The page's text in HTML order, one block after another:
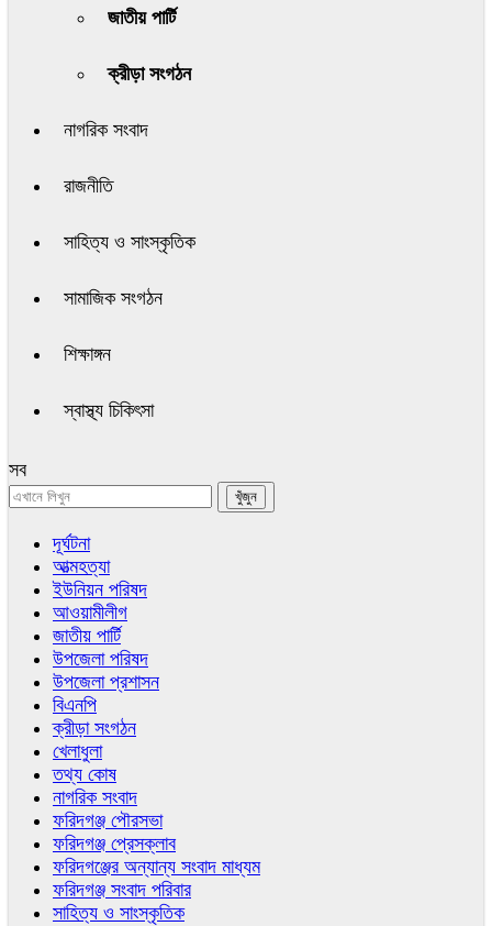
জাতীয় পার্টি
ক্রীড়া সংগঠন
নাগরিক সংবাদ
রাজনীতি
সাহিত্য ও সাংস্কৃতিক
সামাজিক সংগঠন
শিক্ষাঙ্গন
স্বাস্থ্য চিকিৎসা
সব
দূর্ঘটনা
আত্মহত্যা
ইউনিয়ন পরিষদ
আওয়ামীলীগ
জাতীয় পার্টি
উপজেলা পরিষদ
উপজেলা প্রশাসন
বিএনপি
ক্রীড়া সংগঠন
খেলাধুলা
তথ্য কোষ
নাগরিক সংবাদ
ফরিদগঞ্জ পৌরসভা
ফরিদগঞ্জ প্রেসক্লাব
ফরিদগঞ্জের অন্যান্য সংবাদ মাধ্যম
ফরিদগঞ্জ সংবাদ পরিবার
সাহিত্য ও সাংস্কৃতিক